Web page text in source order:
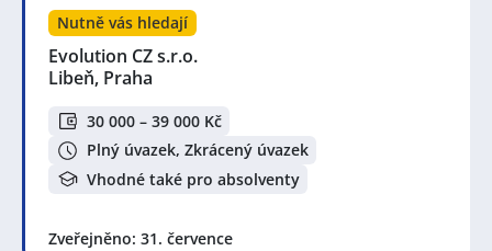
Nutně vás hledají
Evolution CZ s.r.o.
Libeň, Praha
30 000 – 39 000 Kč
Plný úvazek, Zkrácený úvazek
Vhodné také pro absolventy
Zveřejněno: 31. července